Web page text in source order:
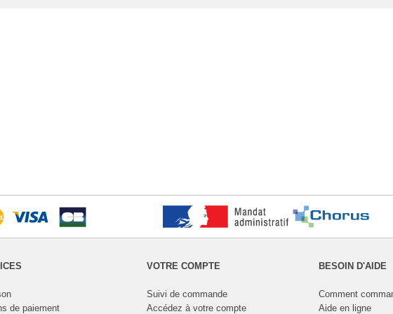
de paiement
VOTRE COMPTE
Suivi de commande
Accédez à votre compte
BESOIN D'AIDE
Comment
Aide en ligne